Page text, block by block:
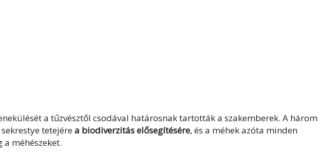
a tűzvésztől csodával határosnak tartották a szakemberek. A három
tetejérea biodiverzitás elősegítésére, és a méhek azóta minden
méhészeket.